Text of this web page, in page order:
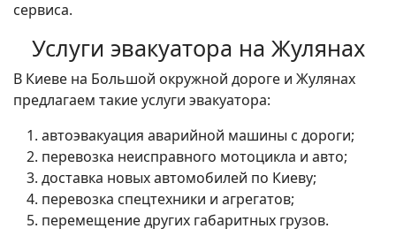
сервиса.
Услуги эвакуатора на Жулянах
В Киеве на Большой окружной дороге и Жулянах
предлагаем такие услуги эвакуатора:
автоэвакуация аварийной машины с дороги;
перевозка неисправного мотоцикла и авто;
доставка новых автомобилей по Киеву;
перевозка спецтехники и агрегатов;
перемещение других габаритных грузов.